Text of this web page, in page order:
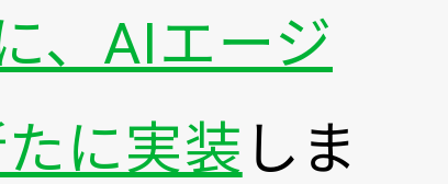
、AIエージ
に実装 しま